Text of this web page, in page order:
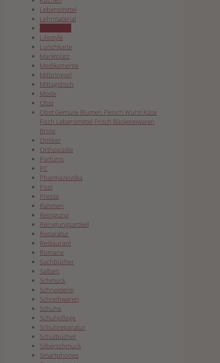
Lebensmittel
Lehrmaterial
Lifestyle
Lunchkarte
Marktplatz
Medikamente
Mitbringsel
Mittagstisch
Mode
Obst
Obst Gemüse Blumen Fleisch Wurst Käse
Fisch Lebensmittel Frisch Bäckereiwaren
Brote
Optiker
Orthopädie
Parfums
PC
Pharmazeutika
Post
Presse
Rahmen
Reinigung
Reinigungsartikel
Reparatur
Restaurant
Romane
Sachbücher
Salben
Schmuck
Schneiderei
Schreibwaren
Schuhe
Schuhpflege
Schuhreparatur
Schulbücher
Silberschmuck
Smartphones